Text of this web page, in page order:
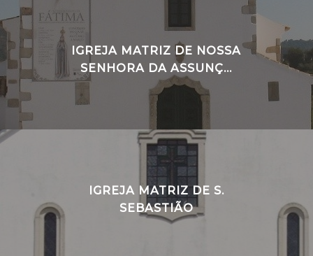
IGREJA MATRIZ DE NOSSA
SENHORA DA ASSUNÇ...
IGREJA MATRIZ DE S.
SEBASTIÃO